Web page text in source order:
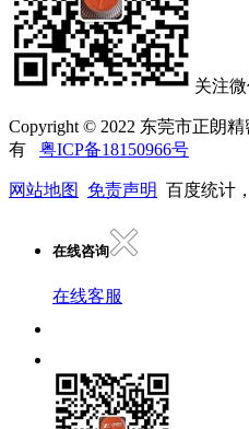
关注
Copyright © 2022 东莞市正朗
有 粤ICP备18150966号
网站地图 免责声明 百度统计
在线咨询
在线客服